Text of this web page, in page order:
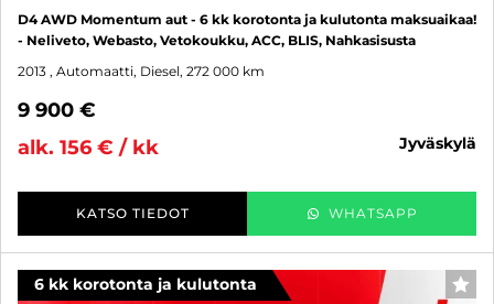
D4 AWD Momentum aut - 6 kk korotonta ja kulutonta maksuaikaa!
- Neliveto, Webasto, Vetokoukku, ACC, BLIS, Nahkasisusta
2013 , Automaatti, Diesel, 272 000 km
9 900 €
alk. 156 € / kk
jyväskylä
KATSO TIEDOT WHATSAPP
6 kk korotonta ja kulutonta